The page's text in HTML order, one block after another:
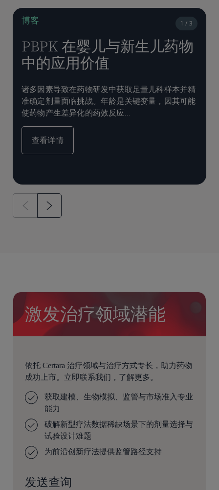
1 / 3
博客
PBPK 在婴儿与新生儿药物
中的应用价值
诸多因素导致在药物研发中获取足量儿科样本并精
准确定剂量面临挑战。年龄是关键变量，因其可能
使药物产生差异化的药效反应…
查看详情
激发治疗领域潜能
依托 Certara 治疗领域与治疗方式专长，助力药物
成功上市。立即联系我们，了解更多。
获取建模、生物模拟、监管与市场准入专业
能力
破解新型疗法数据稀缺场景下的剂量选择与
试验设计难题
为前沿创新疗法提供监管路径支持
发送查询